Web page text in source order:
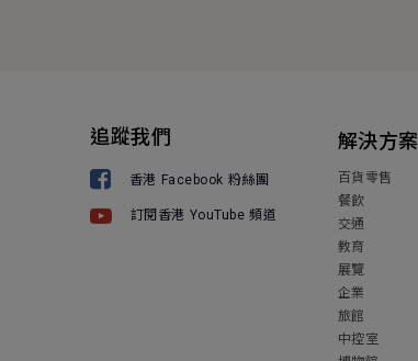
追蹤我們
香港 Facebook 粉絲團
訂閱香港 YouTube 頻道
解決方案
百貨零售
餐飲
交通
教育
展覽
企業
旅館
中控室